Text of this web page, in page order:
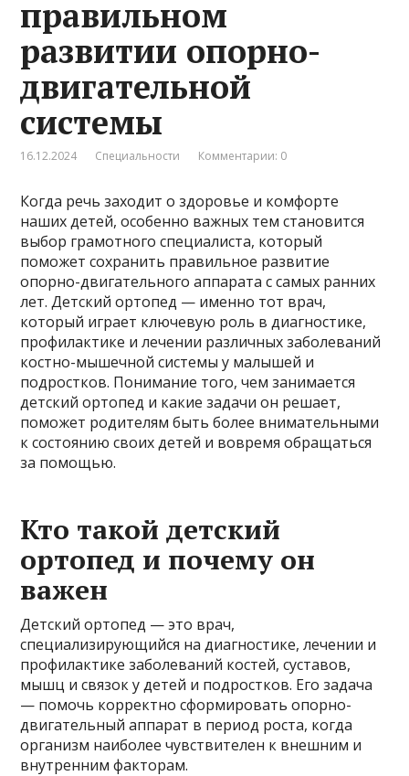
правильном
развитии опорно-
двигательной
системы
16.12.2024 Специальности Комментарии: 0
Когда речь заходит о здоровье и комфорте
наших детей, особенно важных тем становится
выбор грамотного специалиста, который
поможет сохранить правильное развитие
опорно-двигательного аппарата с самых ранних
лет. Детский ортопед — именно тот врач,
который играет ключевую роль в диагностике,
профилактике и лечении различных заболеваний
костно-мышечной системы у малышей и
подростков. Понимание того, чем занимается
детский ортопед и какие задачи он решает,
поможет родителям быть более внимательными
к состоянию своих детей и вовремя обращаться
за помощью.
Кто такой детский
ортопед и почему он
важен
Детский ортопед — это врач,
специализирующийся на диагностике, лечении и
профилактике заболеваний костей, суставов,
мышц и связок у детей и подростков. Его задача
— помочь корректно сформировать опорно-
двигательный аппарат в период роста, когда
организм наиболее чувствителен к внешним и
внутренним факторам.